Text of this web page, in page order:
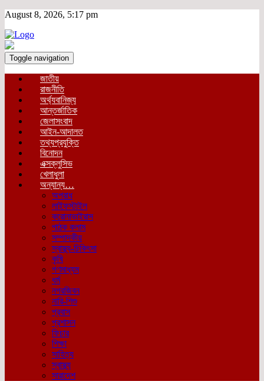
August 8, 2026, 5:17 pm
Toggle navigation
জাতীয়
রাজনীতি
অর্থ্যবানিজ্য
আন্তর্জাতিক
জেলাসংবাদ
আইন-আদালত
তথ্যপ্রযুক্তি
বিনোদন
এক্সক্লুসিভ
খেলাধুলা
অন্যান্য…
অপরাধ
লাইফস্টাইল
করোনাভাইরাস
পাঠক কলাম
সম্পাদকীয়
স্বাস্থ্য-চিকিৎসা
কৃষি
গণমাধ্যম
ধর্ম
নগরজিবন
নারি-শিশু
প্রবাস
প্রশাসন
ফিচার
শিক্ষা
সাহিত্য
স্বাস্থ্য
সারাদেশ